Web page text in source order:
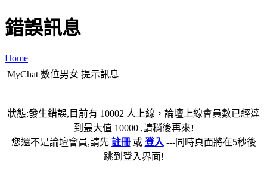
錯誤訊息
Home
MyChat 數位男女 提示訊息
狀態:發生錯誤,目前有 10002 人上線，論壇上線會員數已經達
到最大值 10000 ,請稍後再來!
您還不是論壇會員,請先 註冊或 登入 ---同時頁面將在5秒後
跳到登入界面!